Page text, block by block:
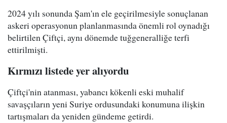
2024 yılı sonunda Şam'ın ele geçirilmesiyle sonuçlanan
askeri operasyonun planlanmasında önemli rol oynadığı
belirtilen Çiftçi, aynı dönemde tuğgeneralliğe terfi
ettirilmişti.
Kırmızı listede yer alıyordu
Çiftçi'nin atanması, yabancı kökenli eski muhalif
savaşçıların yeni Suriye ordusundaki konumuna ilişkin
tartışmaları da yeniden gündeme getirdi.